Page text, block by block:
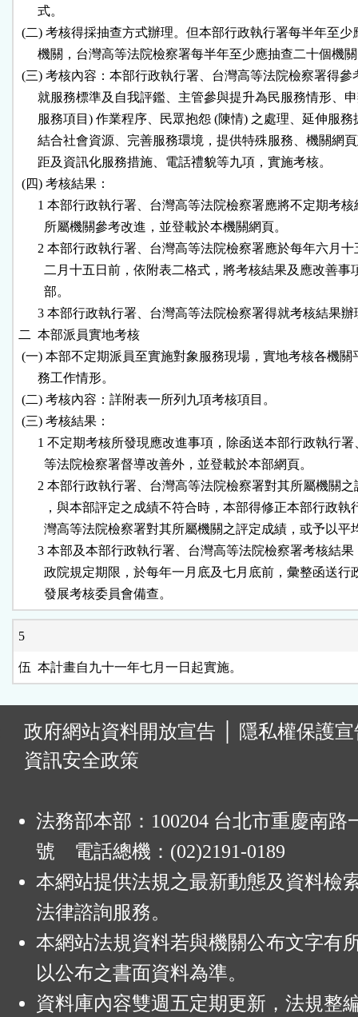
      式。
(二) 考核得採抽查方式辦理。但本部行政執行署每半年至少
機關，台灣高等法院檢察署每半年至少應抽查二十個機
(三) 考核內容：本部行政執行署、台灣高等法院檢察署得參
就服務標準及自我評鑑、主管參與提升為民服務情形、申
服務項目) 作業程序、民眾抱怨 (陳情) 之處理、延伸服
結合社會資源、完善服務環境，提供特殊服務、機關網
      距及資訊化服務措施、電話禮貌等九項，實施考核。
(四) 考核結果：
1 本部行政執行署、台灣高等法院檢察署應將不定期考
        所屬機關參考改進，並登載於本機關網頁。
2 本部行政執行署、台灣高等法院檢察署應於每年六月
二月十五日前，依附表二格式，將考核結果及應改善事
        部。
3 本部行政執行署、台灣高等法院檢察署得就考核結果
二  本部派員實地考核
(一) 本部不定期派員至實施對象服務現場，實地考核各機關
      務工作情形。
(二) 考核內容：詳附表一所列九項考核項目。
(三) 考核結果：
1 不定期考核所發現應改進事項，除函送本部行政執行
        等法院檢察署督導改善外，並登載於本部網頁。
2 本部行政執行署、台灣高等法院檢察署對其所屬機關
，與本部評定之成績不符合時，本部得修正本部行政執
灣高等法院檢察署對其所屬機關之評定成績，或予以平
3 本部及本部行政執行署、台灣高等法院檢察署考核結
政院規定期限，於每年一月底及七月底前，彙整函送行
        發展考核委員會備查。
5
伍  本計畫自九十一年七月一日起實施。
政府網站資料開放宣告
隱私權保護
資訊安全政策
法務部本部：100204 台北市重慶南路
號 電話總機：(02)2191-0189
本網站提供法規之最新動態及資料檢
法律諮詢服務。
本網站法規資料若與機關公布文字有
以公布之書面資料為準。
資料庫內容雙週五定期更新，法規整